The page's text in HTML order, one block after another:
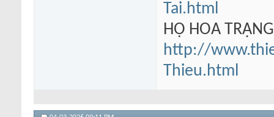
Tai.html
HỘ HOA
http://
Thieu.html